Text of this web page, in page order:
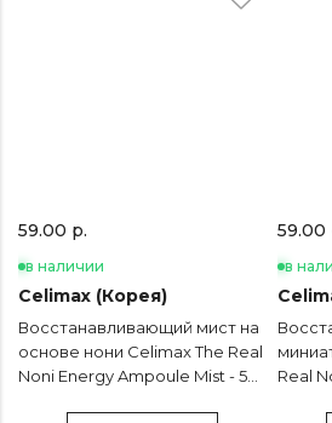
59.00 р.
в наличии
Celimax (Корея)
Восстанавливающий мист на
основе нони Celimax The Real
Noni Energy Ampoule Mist - 50
59.00
в
Real